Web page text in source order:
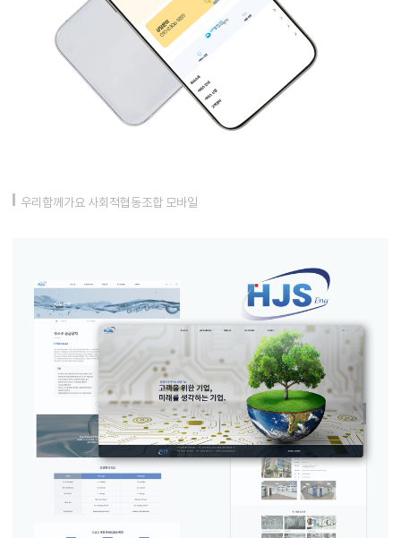
우리함께가요 사회적협동조합 모바일